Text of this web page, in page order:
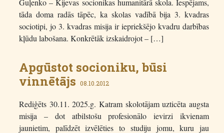
Guļenko – Kijevas socionikas humanitārā skola. Iespējams,
tāda doma radās tāpēc, ka skolas vadībā bija 3. kvadras
sociotipi, jo 3. kvadras misija ir iepriekšējo kvadru darbības
kļūdu labošana. Konkrētāk izskaidrojot – […]
Apgūstot socioniku, būsi
vinnētājs 08.10.2012
Rediģēts 30.11. 2025.g. Katram skolotājam uzticēta augsta
misija – dot atbilstošu profesionālo ievirzi ikvienam
jaunietim, palīdzēt izvēlēties to studiju jomu, kuru jau